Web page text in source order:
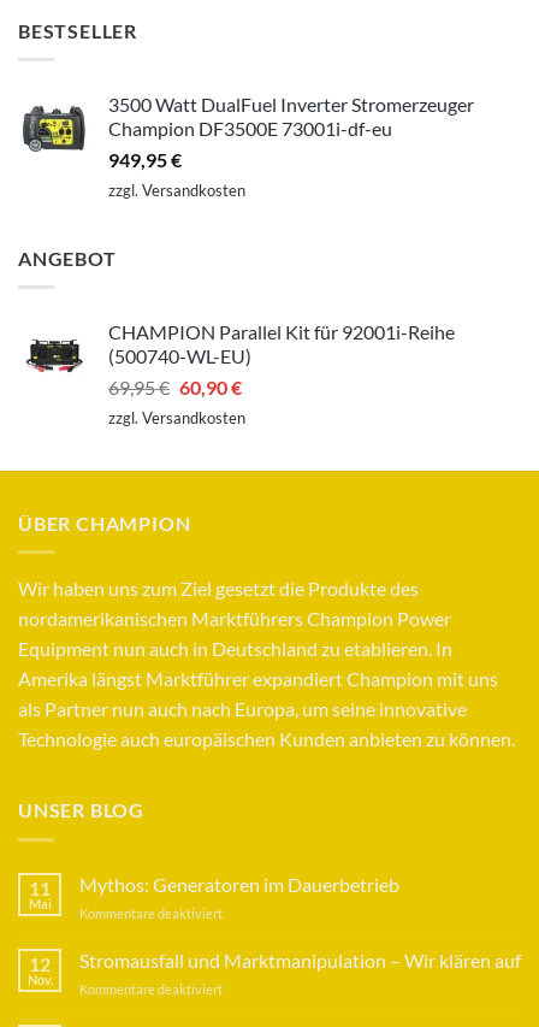
BESTSELLER
3500 Watt DualFuel Inverter Stromerzeuger
Champion DF3500E 73001i-df-eu
949,95€
zzgl. Versandkosten
ANGEBOT
CHAMPION Parallel Kit für 92001i-Reihe
(500740-WL-EU)
69,95€ Ursprünglicher
Preis
60,90€Aktueller
Preis
zzgl. Versandkosten
ÜBER CHAMPION
Wir haben uns zum Ziel gesetzt die Produkte des
nordamerikanischen Marktführers Champion Power
Equipment nun auch in Deutschland zu etablieren. In
Amerika längst Marktführer expandiert Champion mit uns
als Partner nun auch nach Europa, um seine innovative
Technologie auch europäischen Kunden anbieten zu können.
UNSER BLOG
11
Mai
Mythos: Generatoren im Dauerbetrieb
Kommentare deaktiviertfür
Generatoren
im
Dauerbetrieb
12
Nov.
Stromausfall und Marktmanipulation – Wir klären auf
Kommentare deaktiviertfür